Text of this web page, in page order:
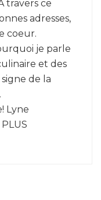
travers ce
adresses,
coeur.
je parle
et des
de la
Lyne